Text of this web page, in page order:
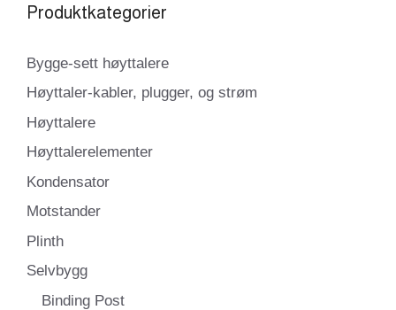
Produktkategorier
Bygge-sett høyttalere
Høyttaler-kabler, plugger, og strøm
Høyttalere
Høyttalerelementer
Kondensator
Motstander
Plinth
Selvbygg
Binding Post